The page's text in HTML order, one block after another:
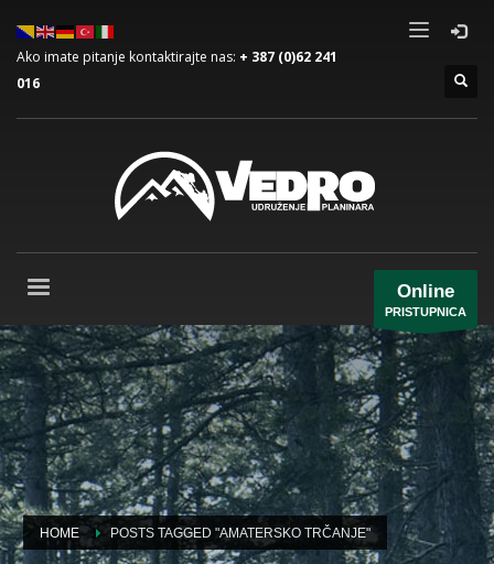
Ako imate pitanje kontaktirajte nas: + 387 (0)62 241
016
Online
PRISTUPNICA
HOME POSTS TAGGED "AMATERSKO TRČANJE"